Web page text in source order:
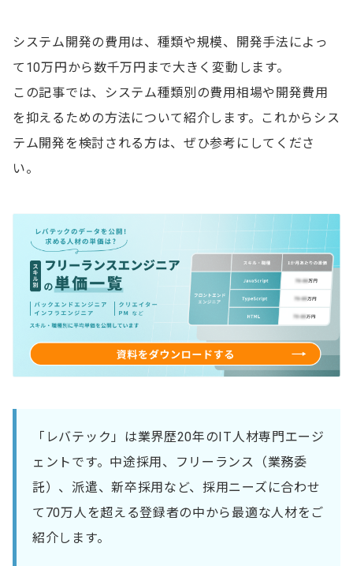
システム開発の費用は、種類や規模、開発手法によっ
て10万円から数千万円まで大きく変動します。
この記事では、システム種類別の費用相場や開発費用
を抑えるための方法について紹介します。これからシス
テム開発を検討される方は、ぜひ参考にしてくださ
い。
「レバテック」は業界歴20年のIT人材専門エージ
ェントです。中途採用、フリーランス（業務委
託）、派遣、新卒採用など、採用ニーズに合わせ
て70万人を超える登録者の中から最適な人材をご
紹介します。